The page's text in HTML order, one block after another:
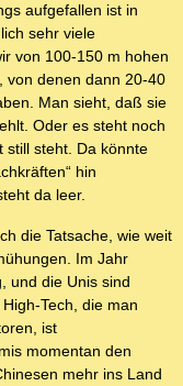
aufgefallen ist in
sehr viele
von 100-150 m hohen
von denen dann 20-40
Man sieht, daß sie
Oder es steht noch
still steht. Da könnte
hin
da leer.
die Tatsache, wie weit
Im Jahr
und die Unis sind
Tech, die man
ist
momentan den
mehr ins Land